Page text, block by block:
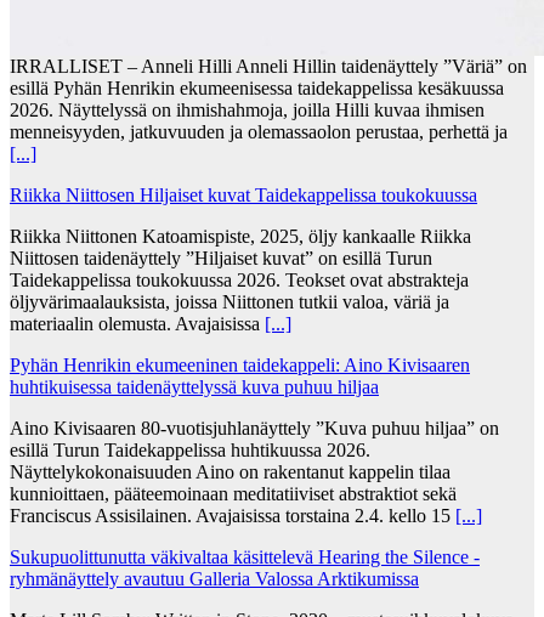
IRRALLISET – Anneli Hilli Anneli Hillin taidenäyttely ”Väriä” on
esillä Pyhän Henrikin ekumeenisessa taidekappelissa kesäkuussa
2026. Näyttelyssä on ihmishahmoja, joilla Hilli kuvaa ihmisen
menneisyyden, jatkuvuuden ja olemassaolon perustaa, perhettä ja
[...]
Riikka Niittosen Hiljaiset kuvat Taidekappelissa toukokuussa
Riikka Niittonen Katoamispiste, 2025, öljy kankaalle Riikka
Niittosen taidenäyttely ”Hiljaiset kuvat” on esillä Turun
Taidekappelissa toukokuussa 2026. Teokset ovat abstrakteja
öljyvärimaalauksista, joissa Niittonen tutkii valoa, väriä ja
materiaalin olemusta. Avajaisissa [...]
Pyhän Henrikin ekumeeninen taidekappeli: Aino Kivisaaren
huhtikuisessa taidenäyttelyssä kuva puhuu hiljaa
Aino Kivisaaren 80-vuotisjuhlanäyttely ”Kuva puhuu hiljaa” on
esillä Turun Taidekappelissa huhtikuussa 2026.
Näyttelykokonaisuuden Aino on rakentanut kappelin tilaa
kunnioittaen, pääteemoinaan meditatiiviset abstraktiot sekä
Franciscus Assisilainen. Avajaisissa torstaina 2.4. kello 15 [...]
Sukupuolittunutta väkivaltaa käsittelevä Hearing the Silence -
ryhmänäyttely avautuu Galleria Valossa Arktikumissa